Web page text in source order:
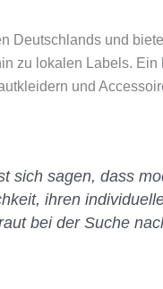
Deutschlands und
zu lokalen Labels.
und
sich sagen, dass
ihren
bei der Suche